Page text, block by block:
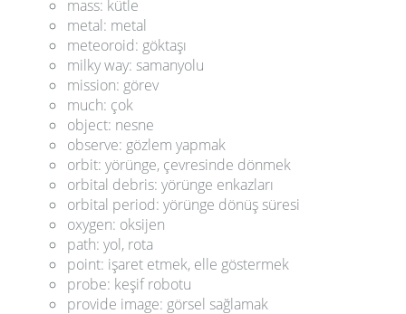
mass: kütle
metal: metal
meteoroid: göktaşı
milky way: samanyolu
mission: görev
much: çok
object: nesne
observe: gözlem yapmak
orbit: yörünge, çevresinde dönmek
orbital debris: yörünge enkazları
orbital period: yörünge dönüş süresi
oxygen: oksijen
path: yol, rota
point: işaret etmek, elle göstermek
probe: keşif robotu
provide image: görsel sağlamak